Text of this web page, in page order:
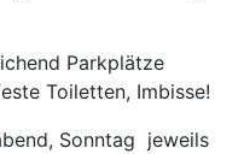
Parkplätze
Toiletten, Imbisse!
Sonntag jeweils